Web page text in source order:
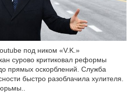
под ником «V.K.»
сурово критиковал реформы
прямых оскорблений. Служба
быстро разоблачила хулителя.